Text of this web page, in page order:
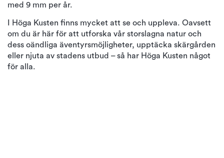
med 9 mm per år.
I Höga Kusten finns mycket att se och uppleva. Oavsett
om du är här för att utforska vår storslagna natur och
dess oändliga äventyrsmöjligheter, upptäcka skärgården
eller njuta av stadens utbud – så har Höga Kusten något
för alla.